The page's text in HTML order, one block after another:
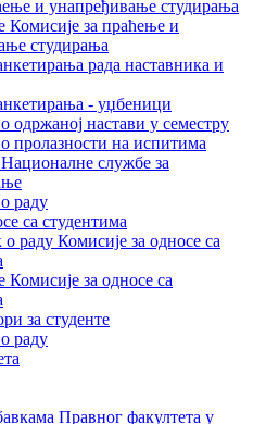
и унапређивање студирања
за праћење и
студирања
рада наставника и
- уџбеници
одржаној настави у семестру
пролазности на испитима
службе за
раду
са студентима
раду Комисије за односе са
за односе са
за студенте
раду
Правног факултета у